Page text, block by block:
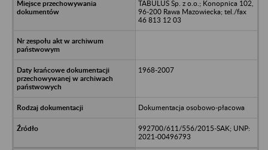
TABULUS Sp. z o.o.; Konopnica 102,
96-200 Rawa Mazowiecka; tel./fax
46 813 12 03
1968-2007
Dokumentacja osobowo-płacowa
992700/611/556/2015-SAK; UNP:
2021-00496793